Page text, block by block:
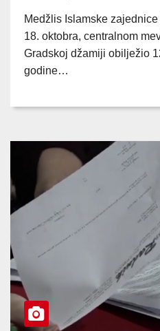
Medžlis Islamske
18. oktobra, centralnom
Gradskoj džamiji obilježio
godine…